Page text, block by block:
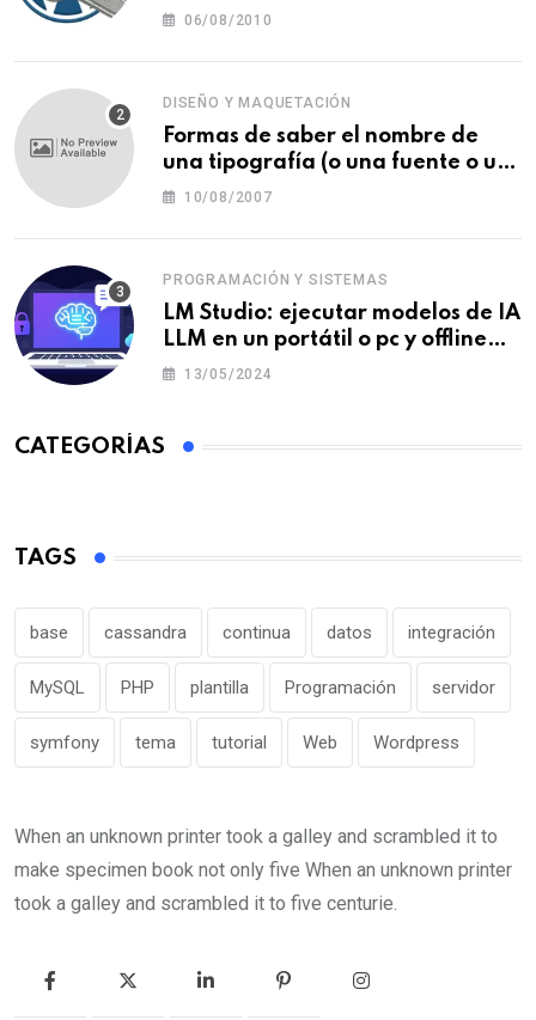
06/08/2010
DISEÑO Y MAQUETACIÓN
Formas de saber el nombre de
una tipografía (o una fuente o un
tipo de letra)
10/08/2007
PROGRAMACIÓN Y SISTEMAS
LM Studio: ejecutar modelos de IA
LLM en un portátil o pc y offline
para crear tu chatbot local
13/05/2024
CATEGORÍAS
TAGS
base cassandra continua datos integración
MySQL PHP plantilla Programación servidor
symfony tema tutorial Web Wordpress
When an unknown printer took a galley and scrambled it to
make specimen book not only five When an unknown printer
took a galley and scrambled it to five centurie.